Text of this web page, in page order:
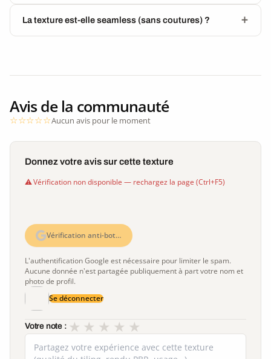
La texture est-elle seamless (sans coutures) ?
Avis de la communauté
Aucun avis pour le moment
Donnez votre avis sur cette texture
Vérification non disponible — rechargez la page (Ctrl+F5)
Vérification anti-bot…
L'authentification Google est nécessaire pour limiter le spam.
Aucune donnée n'est partagée publiquement à part votre nom et
photo de profil.
Se déconnecter
Votre note : ★
★
★
★
★